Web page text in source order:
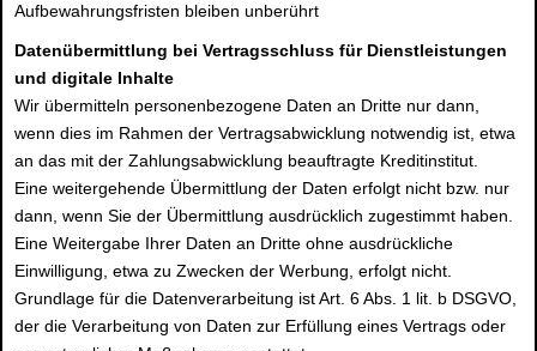
Aufbewahrungsfristen bleiben unberührt
Datenübermittlung bei Vertragsschluss für Dienstleistungen
und digitale Inhalte
Wir übermitteln personenbezogene Daten an Dritte nur dann,
wenn dies im Rahmen der Vertragsabwicklung notwendig ist, etwa
an das mit der Zahlungsabwicklung beauftragte Kreditinstitut.
Eine weitergehende Übermittlung der Daten erfolgt nicht bzw. nur
dann, wenn Sie der Übermittlung ausdrücklich zugestimmt haben.
Eine Weitergabe Ihrer Daten an Dritte ohne ausdrückliche
Einwilligung, etwa zu Zwecken der Werbung, erfolgt nicht.
Grundlage für die Datenverarbeitung ist Art. 6 Abs. 1 lit. b DSGVO,
der die Verarbeitung von Daten zur Erfüllung eines Vertrags oder